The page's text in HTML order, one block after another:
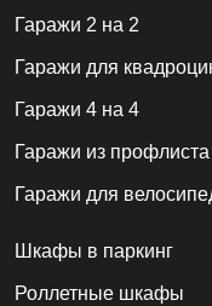
Гаражи 2 на 2
Гаражи для
Гаражи 4 на 4
Гаражи из профлиста
Гаражи для
Шкафы в паркинг
Роллетные шкафы